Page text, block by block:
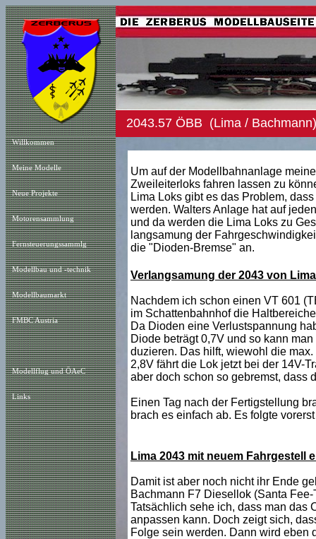
Willkommen
Meine Modelle
Neue Projekte
Motorensammlung
Fernsteuerungssammlg
Modellbau und -technik
Modellbaumarkt
FMBC Austria
Modellflug und ÖAeC
Links
2043.57 ÖBB (Lima /
Um auf der Modellbahnanlage
Zweileiterloks fahren lassen zu
Lima Loks gibt es das Problem,
werden. Walters Anlage hat auf
und da werden die Lima Loks zu
langsamung der
die "Dioden-Bremse" an.
Verlangsamung der 2043 von Lima
Nachdem ich schon einen VT 601
im Schattenbahnhof die
Da Dioden eine Verlustspannung
Diode beträgt 0,7V und so kann
duzieren. Das hilft, wiewohl die
2,8V fährt die Lok jetzt bei der 14V-
aber doch schon so gebremst, dass
Einen Tag nach der Fertigstellung
brach es einfach ab. Es folgte
Lima 2043 mit neuem Fahrgestell
Damit ist aber noch nicht ihr Ende
Bachmann F7 Diesellok (Santa
Tatsächlich sehe ich, dass man das
anpassen kann. Doch zeigt sich,
Folge sein werden. Dann wird eben